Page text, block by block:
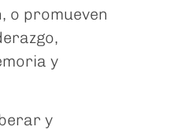
o promueven
y
y